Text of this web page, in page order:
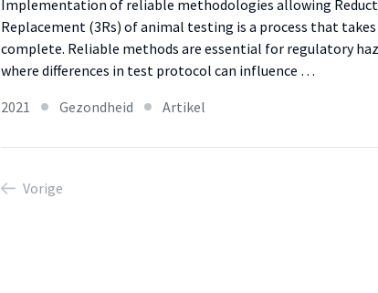
Implementation of reliable methodologies allowing
Replacement (3Rs) of animal testing is a process that
complete. Reliable methods are essential for regulatory
where differences in test protocol can influence …
2021
Gezondheid Artikel
Vorige